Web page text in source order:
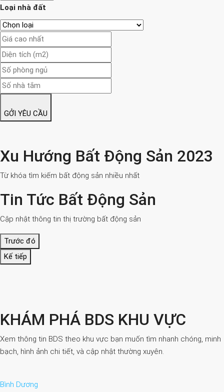
Loại nhà đất
GỞI YÊU CẦU
Xu Hướng Bất Động Sản 2023
Từ khóa tìm kiếm bất động sản nhiều nhất
Tin Tức Bất Động Sản
Cập nhật thông tin thị trường bất động sản
Trước đó
Kế tiếp
KHÁM PHÁ BDS KHU VỰC
Xem thông tin BDS theo khu vực bạn muốn tìm nhanh chóng, minh
bạch, hình ảnh chi tiết, và cập nhật thường xuyên.
Bình Dương